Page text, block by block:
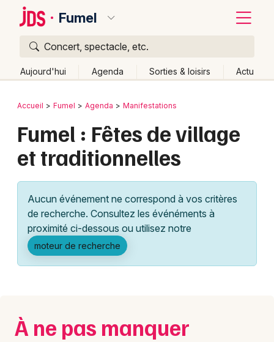
Fumel
Concert, spectacle, etc.
Aujourd'hui Agenda Sorties & loisirs Actu
Publier un événement
Grands événements
Activité & Expérience
Manifestations
Foires & salons
Concerts
Bordeaux
Colmar
Lille
Lyon
Marseille
Mulhouse
Nice
Retour
Accueil Fumel Agenda Manifestations
Fumel : Fêtes de village
et traditionnelles
Aucun événement ne correspond à vos critères
de recherche. Consultez les événéments à
proximité ci-dessous ou utilisez notre
moteur de recherche
À ne pas manquer
Quoi ?
Où ?
Partout
Près de moi Changer de lieu
Quand ?
Aujourd'hui
Demain Ce week-end Autre